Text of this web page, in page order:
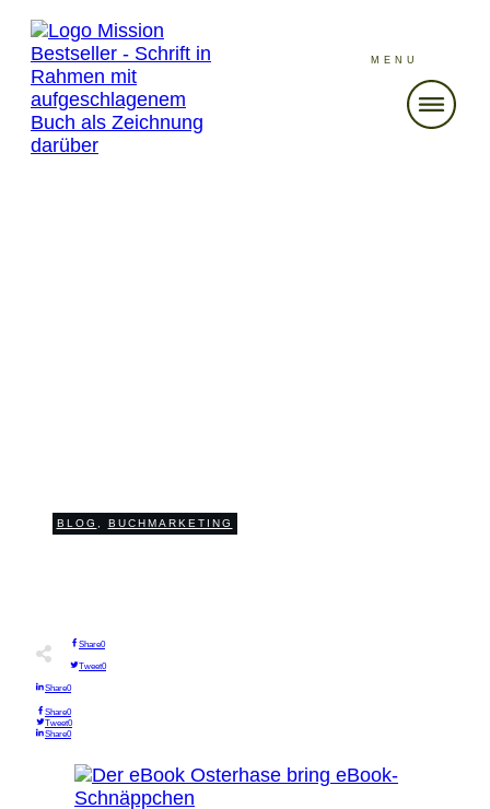
MENU
BLOG BUCHMARKETING
Share0
Tweet0
Share0
Share0
Tweet0
Share0